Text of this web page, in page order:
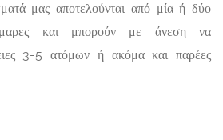
μας αποτελούνται από μία ή δύο
και μπορούν με άνεση να
3-5 ατόμων ή ακόμα και παρέες